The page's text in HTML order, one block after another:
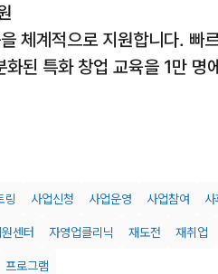
체계적으로 지원합니다. 빠
된 특화 창업 교육을 1만 명
링 사업신청 사업운영 사업참여 사
센터 자영업클리닉 재도전 재취업
프로그램